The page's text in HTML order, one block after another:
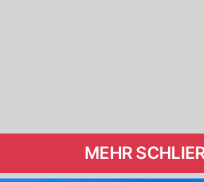
MEHR